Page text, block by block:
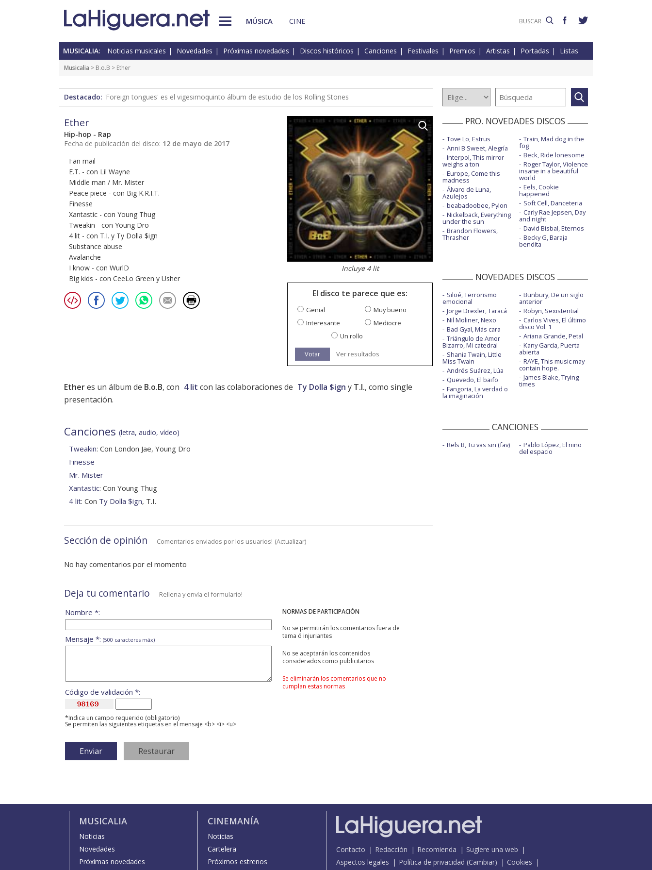
MÚSICA CINE
MUSICALIA: Noticias musicales Novedades Próximas novedades Discos históricos Canciones Festivales Premios Artistas Portadas Listas
Musicalia > B.o.B > Ether
Destacado: 'Foreign tongues' es el vigesimoquinto álbum de estudio de los Rolling Stones
Ether
Hip-hop - Rap
Fecha de publicación del disco: 12 de mayo de 2017
Fan mail
E.T. - con Lil Wayne
Middle man / Mr. Mister
Peace piece - con Big K.R.I.T.
Finesse
Xantastic - con Young Thug
Tweakin - con Young Dro
4 lit - con T.I. y Ty Dolla $ign
Substance abuse
Avalanche
I know - con WurlD
Big kids - con CeeLo Green y Usher
Incluye 4 lit
El disco te parece que es:
Genial
Muy bueno
Interesante
Mediocre
Un rollo
Votar Ver resultados
Etheres un álbum de B.o.B, con 4 lit con las colaboraciones de Ty Dolla $ign y T.I., como single
presentación.
Canciones (letra, audio, vídeo)
Tweakin: Con London Jae, Young Dro
Finesse
Mr. Mister
Xantastic: Con Young Thug
4 lit: Con Ty Dolla $ign, T.I.
Sección de opinión Comentarios enviados por los usuarios! (Actualizar)
No hay comentarios por el momento
Deja tu comentario Rellena y envía el formulario!
NORMAS DE PARTICIPACIÓN
No se permitirán los comentarios fuera de
tema ó injuriantes
No se aceptarán los contenidos
considerados como publicitarios
Se eliminarán los comentarios que no
cumplan estas normas
Nombre *:
Mensaje *: (500 caracteres máx)
Código de validación *:
*Indica un campo requerido (obligatorio)
Se permiten las siguientes etiquetas en el mensaje <b> <i> <u>
PRO. NOVEDADES DISCOS
Tove Lo, Estrus
Anni B Sweet, Alegría
Interpol, This mirror
weighs a ton
Europe, Come this
madness
Álvaro de Luna,
Azulejos
beabadoobee, Pylon
Nickelback, Everything
under the sun
Brandon Flowers,
Thrasher
Train, Mad dog in the
fog
Beck, Ride lonesome
Roger Taylor, Violence
insane in a beautiful
world
Eels, Cookie
happened
Soft Cell, Danceteria
Carly Rae Jepsen, Day
and night
David Bisbal, Eternos
Becky G, Baraja
bendita
NOVEDADES DISCOS
Siloé, Terrorismo
emocional
Jorge Drexler, Taracá
Nil Moliner, Nexo
Bad Gyal, Más cara
Triángulo de Amor
Bizarro, Mi catedral
Shania Twain, Little
Miss Twain
Andrés Suárez, Lúa
Quevedo, El baifo
Fangoria, La verdad o
la imaginación
Bunbury, De un siglo
anterior
Robyn, Sexistential
Carlos Vives, El último
disco Vol. 1
Ariana Grande, Petal
Kany García, Puerta
abierta
RAYE, This music may
contain hope.
James Blake, Trying
times
CANCIONES
Rels B, Tu vas sin (fav) Pablo López, El niño
del espacio
MUSICALIA
Noticias
Novedades
Próximas novedades
CINEMANÍA
Noticias
Cartelera
Próximos estrenos
Contacto Redacción Recomienda
Sugiere una web
Aspectos legales
Política de privacidad (Cambiar)
Cookies